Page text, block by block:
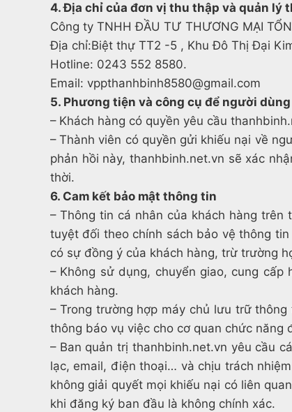
4. Địa chỉ của đơn vị thu thập và quản lý
Công ty TNHH ĐẦU TƯ THƯƠNG MẠI
Địa chỉ:Biệt thự TT2 -5 , Khu Đô Thị Đại
Hotline: 0243 552 8580.
Email: vppthanhbinh8580@gmail.com
5. Phương tiện và công cụ để người
– Khách hàng có quyền yêu cầu
– Thành viên có quyền gửi khiếu nại về
phản hồi này, thanhbinh.net.vn sẽ xác
thời.
6. Cam kết bảo mật thông tin
– Thông tin cá nhân của khách hàng trên
tuyệt đối theo chính sách bảo vệ thông
có sự đồng ý của khách hàng, trừ trường
– Không sử dụng, chuyển giao, cung
khách hàng.
– Trong trường hợp máy chủ lưu trữ
thông báo vụ việc cho cơ quan chức
– Ban quản trị thanhbinh.net.vn yêu cầu
lạc, email, điện thoại… và chịu trách
không giải quyết mọi khiếu nại có liên
khi đăng ký ban đầu là không chính xác.